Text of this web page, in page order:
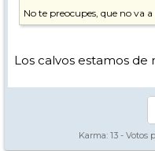
No te preocupes, que no va
Los calvos estamos de
Karma: 13 - Votos